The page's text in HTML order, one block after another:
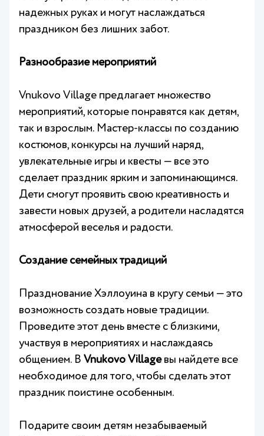
надежных руках и могут наслаждаться
праздником без лишних забот.
Разнообразие мероприятий
Vnukovo Village предлагает множество
мероприятий, которые понравятся как детям,
так и взрослым. Мастер-классы по созданию
костюмов, конкурсы на лучший наряд,
увлекательные игры и квесты — все это
сделает праздник ярким и запоминающимся.
Дети смогут проявить свою креативность и
завести новых друзей, а родители насладятся
атмосферой веселья и радости.
Создание семейных традиций
Празднование Хэллоуина в кругу семьи — это
возможность создать новые традиции.
Проведите этот день вместе с близкими,
участвуя в мероприятиях и наслаждаясь
общением. В Vnukovo Villageвы найдете все
необходимое для того, чтобы сделать этот
праздник поистине особенным.
Подарите своим детям незабываемый